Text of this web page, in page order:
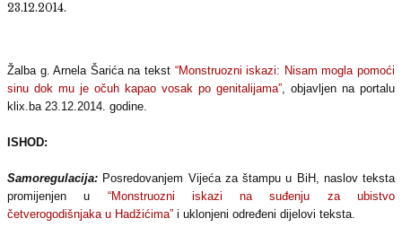
23.12.2014.
Žalba g. Arnela Šarića na tekst “Monstruozni iskazi: Nisam mogla pomoći
sinu dok mu je očuh kapao vosak po genitalijama”, objavljen na portalu
klix.ba 23.12.2014. godine.
ISHOD:
Samoregulacija: Posredovanjem Vijeća za štampu u BiH, naslov teksta
promijenjen u “Monstruozni iskazi na suđenju za ubistvo
četverogodišnjaka u Hadžićima” i uklonjeni određeni dijelovi teksta.